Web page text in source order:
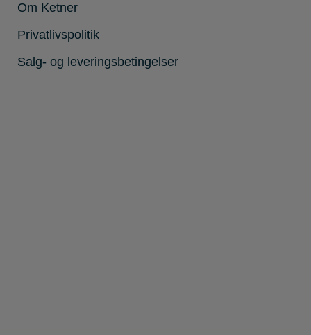
Om Ketner
Privatlivspolitik
Salg- og leveringsbetingelser